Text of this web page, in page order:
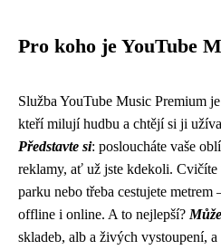
Pro koho je YouTube
Služba YouTube Music Premium
kteří milují hudbu a chtějí si ji
Představte si: posloucháte vaše
reklamy, ať už jste kdekoli.
parku nebo třeba cestujete metrem
offline i online. A to nejlepší?
skladeb, alb a živých vystoupení,